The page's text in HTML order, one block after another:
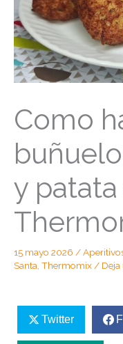
Como
y patata
15 mayo 2026 /
Santa Thermomix /
Twitter